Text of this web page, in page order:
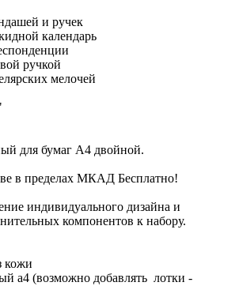
и ручек
календарь
ручкой
мелочей
для бумаг А4 двойной.
в пределах МКАД Бесплатно!
индивидуального дизайна и
компонентов к набору.
кожи
а4 (возможно добавлять лотки -